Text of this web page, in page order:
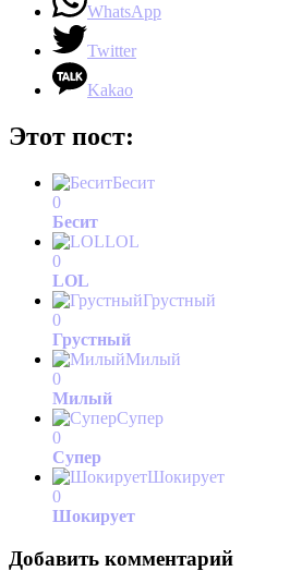
WhatsApp
Twitter
Kakao
Этот пост:
Бесит
0
Бесит
LOL
0
LOL
Грустный
0
Грустный
Милый
0
Милый
Супер
0
Супер
Шокирует
0
Шокирует
Добавить комментарий